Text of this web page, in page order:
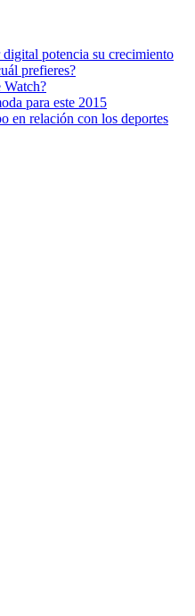
potencia su crecimiento
prefieres?
Watch?
para este 2015
en relación con los deportes